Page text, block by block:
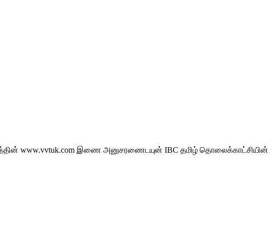
www.vvtuk.com இணை அனுசரணைடயுன் IBC தமிழ் தொலைக்காட்சியின்